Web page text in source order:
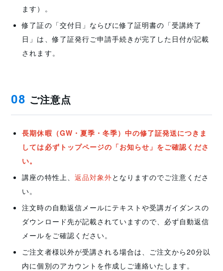
ます）。
修了証の「交付日」ならびに修了証明書の「受講終了
日」は、修了証発行ご申請手続きが完了した日付が記載
されます。
08 ご注意点
長期休暇（GW・夏季・冬季）中の修了証発送につきま
しては必ずトップページの「お知らせ」をご確認くださ
い。
講座の特性上、 返品対象外となりますのでご注意くださ
い。
注文時の自動返信メールにテキストや受講ガイダンスの
ダウンロード先が記載されていますので、必ず自動返信
メールをご確認ください。
ご注文者様以外が受講される場合は、ご注文から20分以
内に個別のアカウントを作成しご連絡いたします。